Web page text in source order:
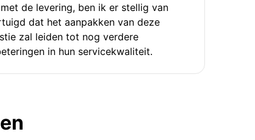
de levering, ben ik er stellig van
dat het aanpakken van deze
zal leiden tot nog verdere
in hun servicekwaliteit.